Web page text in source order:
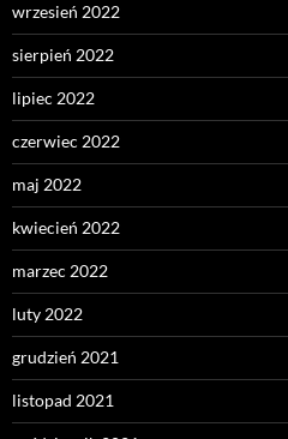
wrzesień 2022
sierpień 2022
lipiec 2022
czerwiec 2022
maj 2022
kwiecień 2022
marzec 2022
luty 2022
grudzień 2021
listopad 2021